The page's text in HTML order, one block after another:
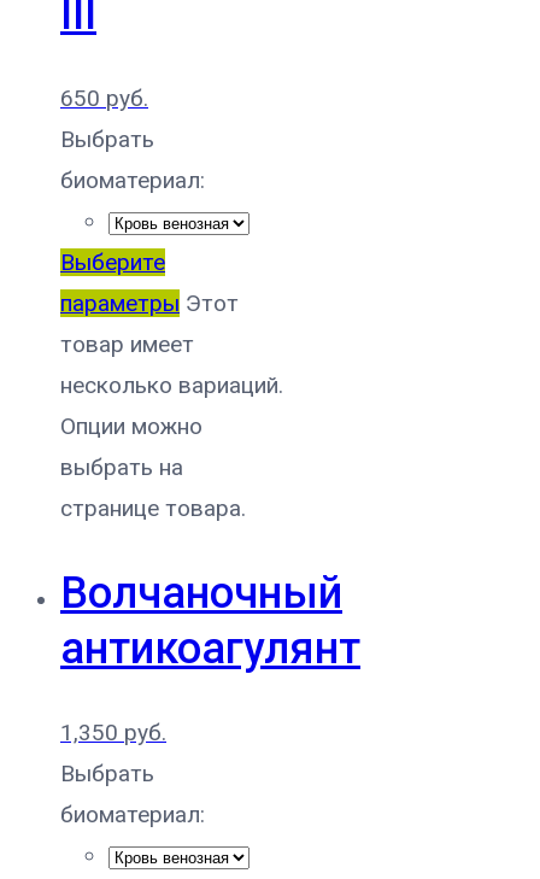
III
650 руб.
Выбрать
биоматериал:
Выберите
параметры Этот
товар имеет
несколько вариаций.
Опции можно
выбрать на
странице товара.
Волчаночный
антикоагулянт
1,350 руб.
Выбрать
биоматериал: